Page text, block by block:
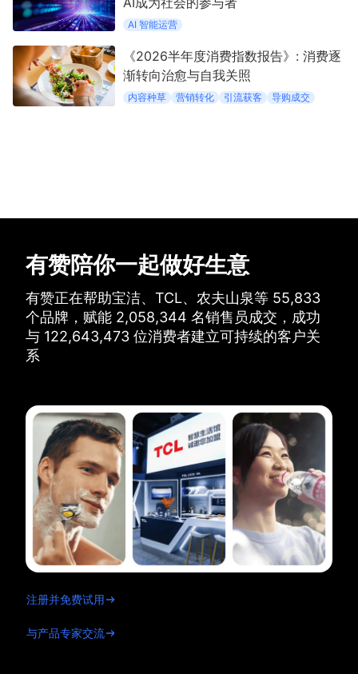
AI 智能运营
《2026半年度消费指数报告》: 消费逐
渐转向治愈与自我关照
内容种草 营销转化 引流获客 导购成交
有赞陪你一起做好生意
有赞正在帮助宝洁、TCL、农夫山泉等 55,833
个品牌， 赋能 2,058,344 名销售员成交， 成功
与 122,643,473 位消费者建立可持续的客户关
系
注册并免费试用
与产品专家交流